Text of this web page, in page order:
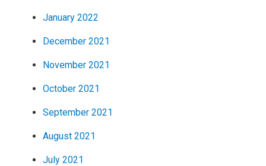
January 2022
December 2021
November 2021
October 2021
September 2021
August 2021
July 2021